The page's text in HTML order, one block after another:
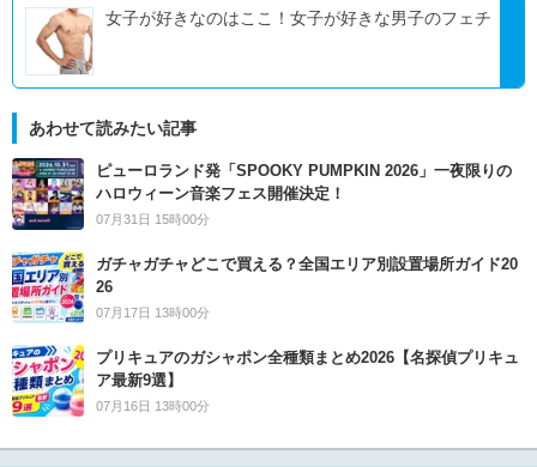
女子が好きなのはここ！女子が好きな男子のフェチ
あわせて読みたい記事
ピューロランド発「SPOOKY PUMPKIN 2026」一夜限りの
ハロウィーン音楽フェス開催決定！
07月31日 15時00分
ガチャガチャどこで買える？全国エリア別設置場所ガイド20
26
07月17日 13時00分
プリキュアのガシャポン全種類まとめ2026【名探偵プリキュ
ア最新9選】
07月16日 13時00分